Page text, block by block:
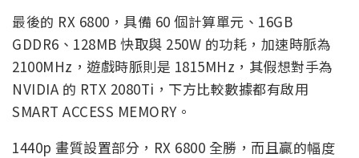
最後的 RX 6800，具備 60 個計算單元、16GB
GDDR6、128MB 快取與 250W 的功耗，加速時脈為
2100MHz，遊戲時脈則是 1815MHz，其假想對手為
NVIDIA 的 RTX 2080Ti，下方比較數據都有啟用
SMART ACCESS MEMORY。
1440p 畫質設置部分，RX 6800 全勝，而且贏的幅度